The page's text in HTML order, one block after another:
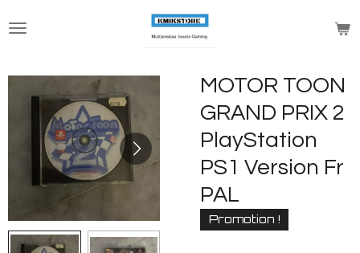
au
MOTOR TOON
GRAND PRIX 2
PlayStation
PS1 Version Fr
PAL
Promotion !